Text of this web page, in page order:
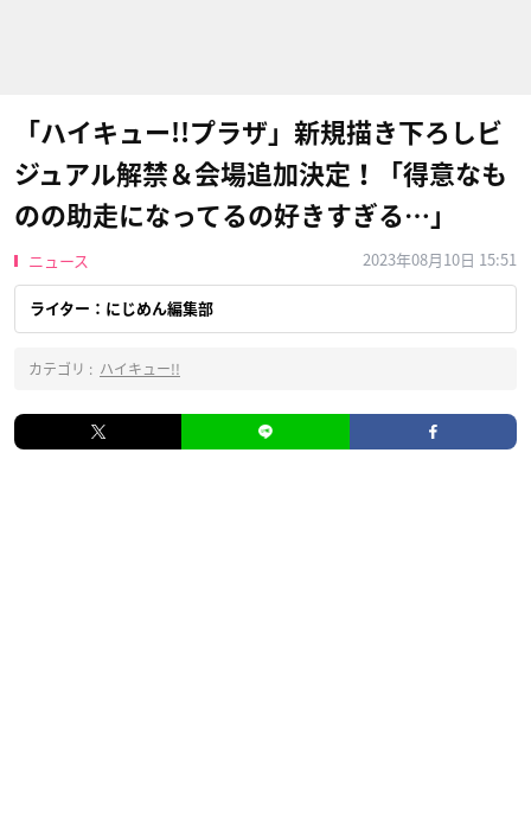
「ハイキュー!!プラザ」新規描き下ろしビ
ジュアル解禁＆会場追加決定！「得意なも
のの助走になってるの好きすぎる…」
ニュース 2023年08月10日 15:51
ライター：にじめん編集部
カテゴリ : ハイキュー!!